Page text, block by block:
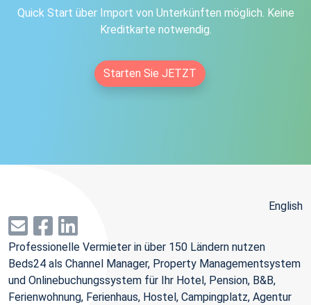
Quick Start über Import von Unterkünften möglich. Keine
Kreditkarte notwendig.
Starten Sie JETZT
English
Professionelle Vermieter in über 150 Ländern nutzen
Beds24 als Channel Manager, Property Managementsystem
und Onlinebuchungssystem für Ihr Hotel, Pension, B&B,
Ferienwohnung, Ferienhaus, Hostel, Campingplatz, Agentur